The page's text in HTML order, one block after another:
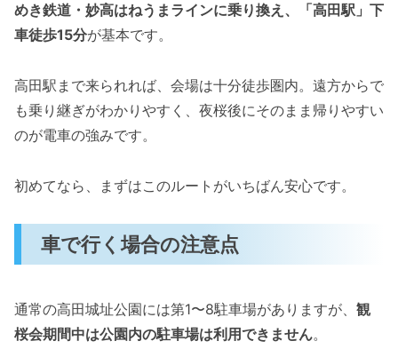
めき鉄道・妙高はねうまラインに乗り換え、「高田駅」下
車徒歩15分が基本です。
高田駅まで来られれば、会場は十分徒歩圏内。遠方からで
も乗り継ぎがわかりやすく、夜桜後にそのまま帰りやすい
のが電車の強みです。
初めてなら、まずはこのルートがいちばん安心です。
車で行く場合の注意点
通常の高田城址公園には第1〜8駐車場がありますが、 観
桜会期間中は公園内の駐車場は利用できません。